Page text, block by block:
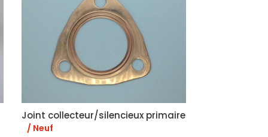
Joint collecteur/silencieux primaire
/ Neuf